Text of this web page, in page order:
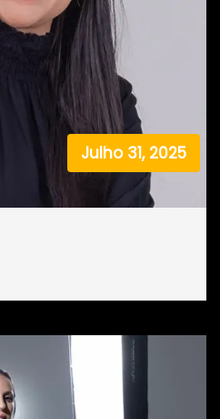
Julho 31, 2025